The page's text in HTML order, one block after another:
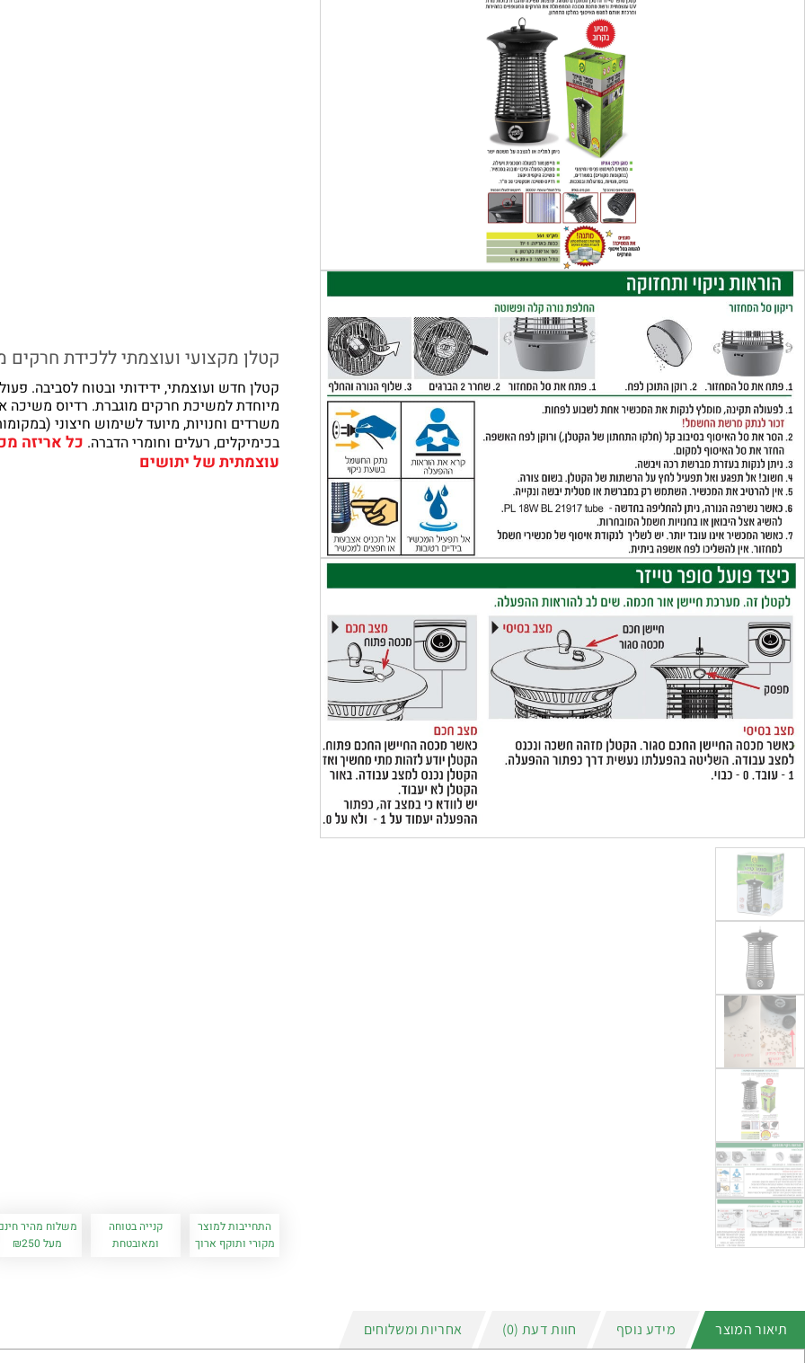
קטלן מקצועי ועוצמתי ללכידת חרקים
משרדים וחנויות, מיועד לשימוש חיצוני
בכימיקלים, רעלים וחומרי הדברה. כל אריזה
עוצמתית של יתושים
התחייבות למוצר
מקורי ותוקף ארוך
קנייה בטוחה
ומאובטחת
משלוח מהיר
מעל ₪250
תיאור המוצר מידע נוסף חוות דעת (0) אחריות ומשלוחים